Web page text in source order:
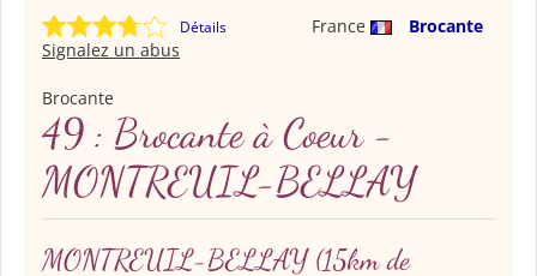
Détails France
Brocante
Signalez un abus
Brocante
49 : Brocante à Coeur -
MONTREUIL-BELLAY
MONTREUIL-BELLAY (15km de